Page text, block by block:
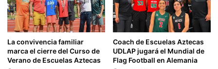
La convivencia familiar
marca el cierre del Curso de
Verano de Escuelas Aztecas
Coach de Escuelas Aztecas
UDLAP jugará el Mundial de
Flag Football en Alemania